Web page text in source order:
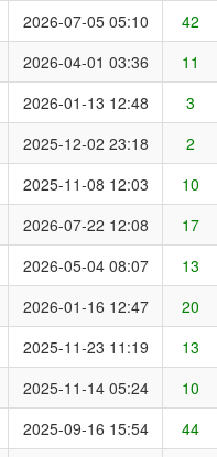
2026-07-05 05:10 42
2026-04-01 03:36 11
2026-01-13 12:48 3
2025-12-02 23:18 2
2025-11-08 12:03 10
2026-07-22 12:08 17
2026-05-04 08:07 13
2026-01-16 12:47 20
2025-11-23 11:19 13
2025-11-14 05:24 10
2025-09-16 15:54 44